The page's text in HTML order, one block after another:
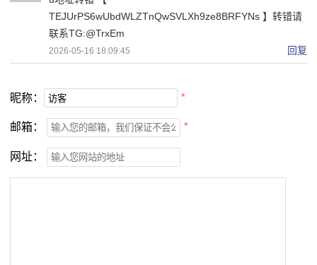
TEJUrPS6wUbdWLZTnQwSVLXh9ze8BRFYNs 】转错请
联系TG:@TrxEm
2026-05-16 18:09:45 回复
昵称： *
邮箱： *
网址：